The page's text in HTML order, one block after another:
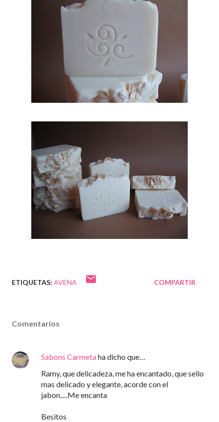
ETIQUETAS: AVENA COMPARTIR
Comentarios
Sabons Carmetaha dicho que…
Ramy, que delicadeza, me ha encantado, que sello
mas delicado y elegante, acorde con el
jabon.....Me encanta
Besitos